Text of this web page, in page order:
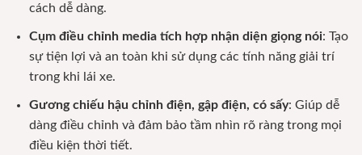
cách dễ dàng.
Cụm điều chỉnh media tích hợp nhận diện giọng nói: Tạo
sự tiện lợi và an toàn khi sử dụng các tính năng giải trí
trong khi lái xe.
Gương chiếu hậu chỉnh điện, gập điện, có sấy: Giúp dễ
dàng điều chỉnh và đảm bảo tầm nhìn rõ ràng trong mọi
điều kiện thời tiết.